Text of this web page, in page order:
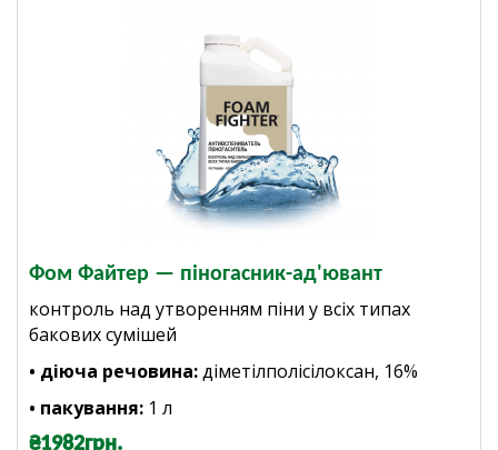
Фом Файтер — піногасник-ад'ювант
контроль над утворенням піни у всіх типах
бакових сумішей
• діюча речовина:діметілполісілоксан, 16%
• пакування: 1 л
₴1982грн.